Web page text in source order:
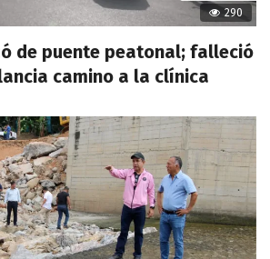
290
de puente peatonal; falleció
camino a la clínica